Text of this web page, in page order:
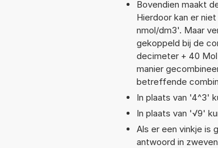
Bovendien maakt
Hierdoor kan er
nmol/dm3'. Maar
gekoppeld bij de
decimeter + 40
manier
betreffende
In plaats van '4^3'
In plaats van '√9'
Als er een vinkje is
antwoord in